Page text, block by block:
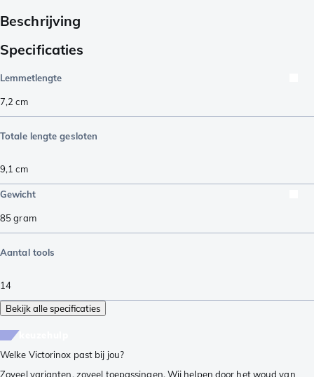
Beschrijving
Specificaties
Lemmetlengte
7,2 cm
Totale lengte gesloten
9,1 cm
Gewicht
85gram
Aantal tools
14
Bekijk alle specificaties
Welke Victorinox past bij jou?
Zoveel varianten, zoveel toepassingen. Wij helpen door het woud van